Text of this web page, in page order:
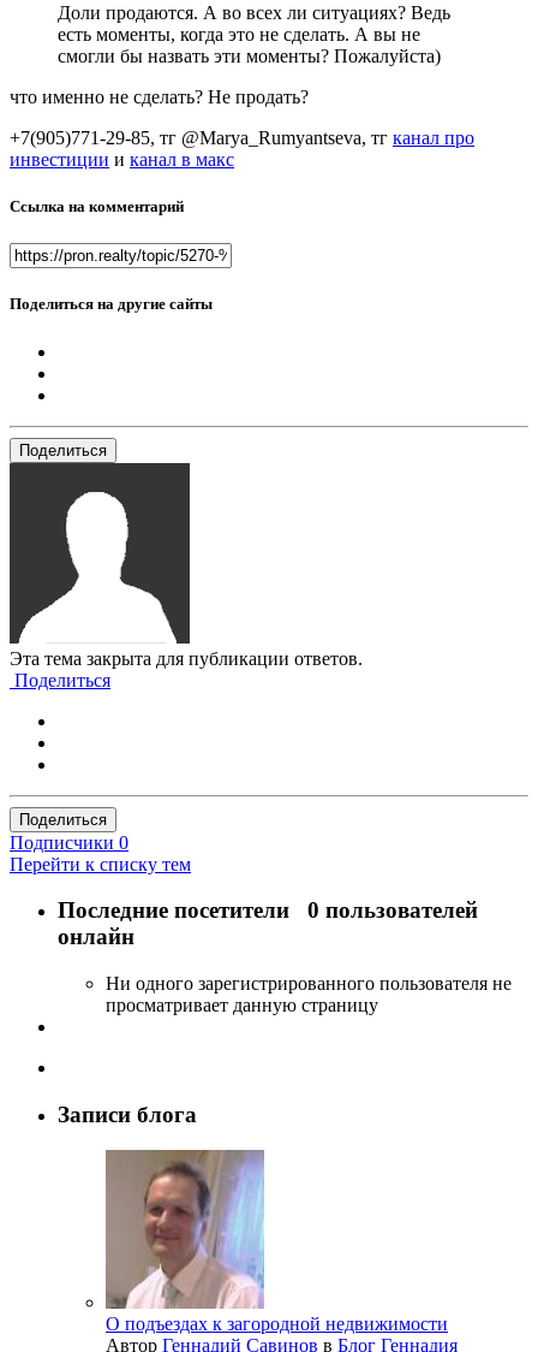
Доли продаются. А во всех ли ситуациях? Ведь
есть моменты, когда это не сделать. А вы не
смогли бы назвать эти моменты? Пожалуйста)
что именно не сделать? Не продать?
+7(905)771-29-85, тг @Marya_Rumyantseva, тг канал про
инвестиции и канал в макс
Ссылка на комментарий
Поделиться на другие сайты
Поделиться
Эта тема закрыта для публикации ответов.
Поделиться
Поделиться
Подписчики 0
Перейти к списку тем
Последние посетители 0 пользователей
онлайн
Ни одного зарегистрированного пользователя не
просматривает данную страницу
Записи блога
О подъездах к загородной недвижимости
Автор Геннадий Савинов в Блог Геннадия